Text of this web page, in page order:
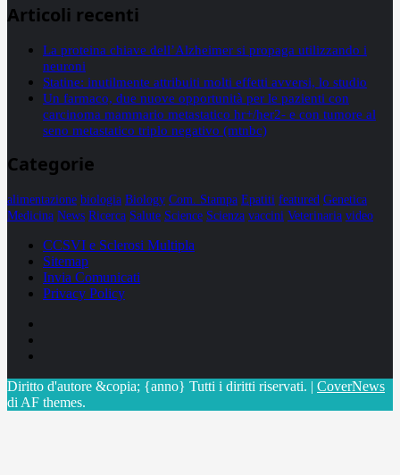
Articoli recenti
La proteina chiave dell’Alzheimer si propaga utilizzando i
neuroni
Statine: inutilmente attribuiti molti effetti avversi, lo studio
Un farmaco, due nuove opportunità per le pazienti con
carcinoma mammario metastatico hr+/her2- e con tumore al
seno metastatico triplo negativo (mtnbc)
Categorie
alimentazione biologia Biology Com. Stampa Epatiti featured Genetica
Medicina News Ricerca Salute Science Scienza vaccini Veterinaria video
CCSVI e Sclerosi Multipla
Sitemap
Invia Comunicati
Privacy Policy
Diritto d'autore &copia; {anno} Tutti i diritti riservati. | CoverNews
di AF themes.